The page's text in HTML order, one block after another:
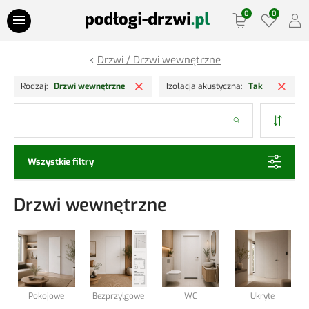
Przejdź do treści
Podłogi drewniane
Lamele Ściany
Listwy podłogowe
Drzwi / Drzwi wewnętrzne
Rodzaj Drzwi wewnętrzne Usuń filtr
Izolacja akustyczna Tak
Wszystkie filtry
Drzwi wewnętrzne
Pokojowe Bezprzylgowe WC Ukryte